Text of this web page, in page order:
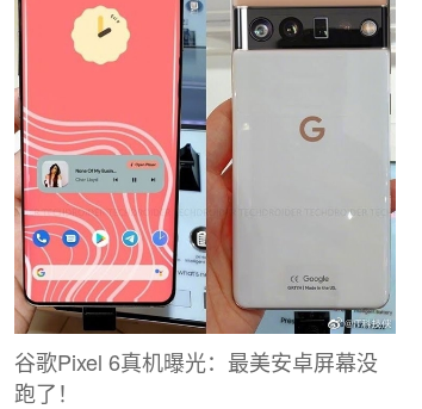
谷歌Pixel 6真机曝光：最美安卓屏幕没
跑了！